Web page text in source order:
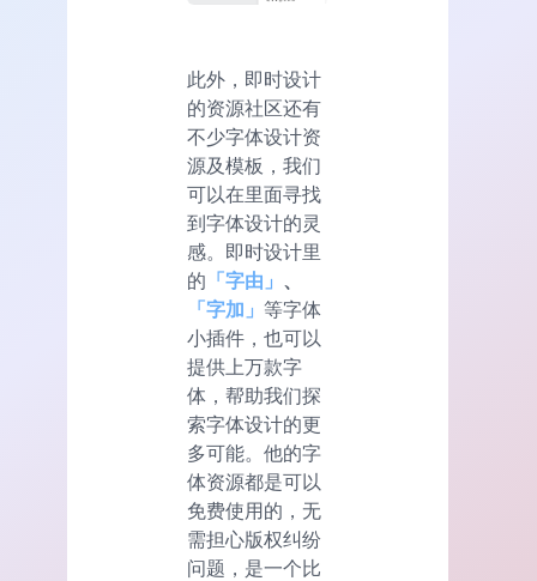
此外，即时设计
的资源社区还有
不少字体设计资
源及模板，我们
可以在里面寻找
到字体设计的灵
感。即时设计里
的 「字由」 、
「字加」 等字体
小插件，也可以
提供上万款字
体，帮助我们探
索字体设计的更
多可能。他的字
体资源都是可以
免费使用的，无
需担心版权纠纷
问题，是一个比